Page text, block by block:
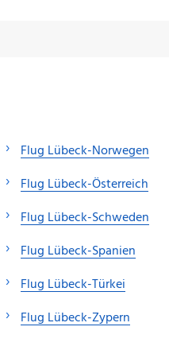
Flug Lübeck-Norwegen
Flug Lübeck-Österreich
Flug Lübeck-Schweden
Flug Lübeck-Spanien
Flug Lübeck-Türkei
Flug Lübeck-Zypern